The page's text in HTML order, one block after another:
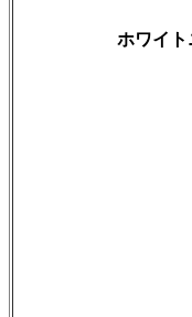
ホワイ